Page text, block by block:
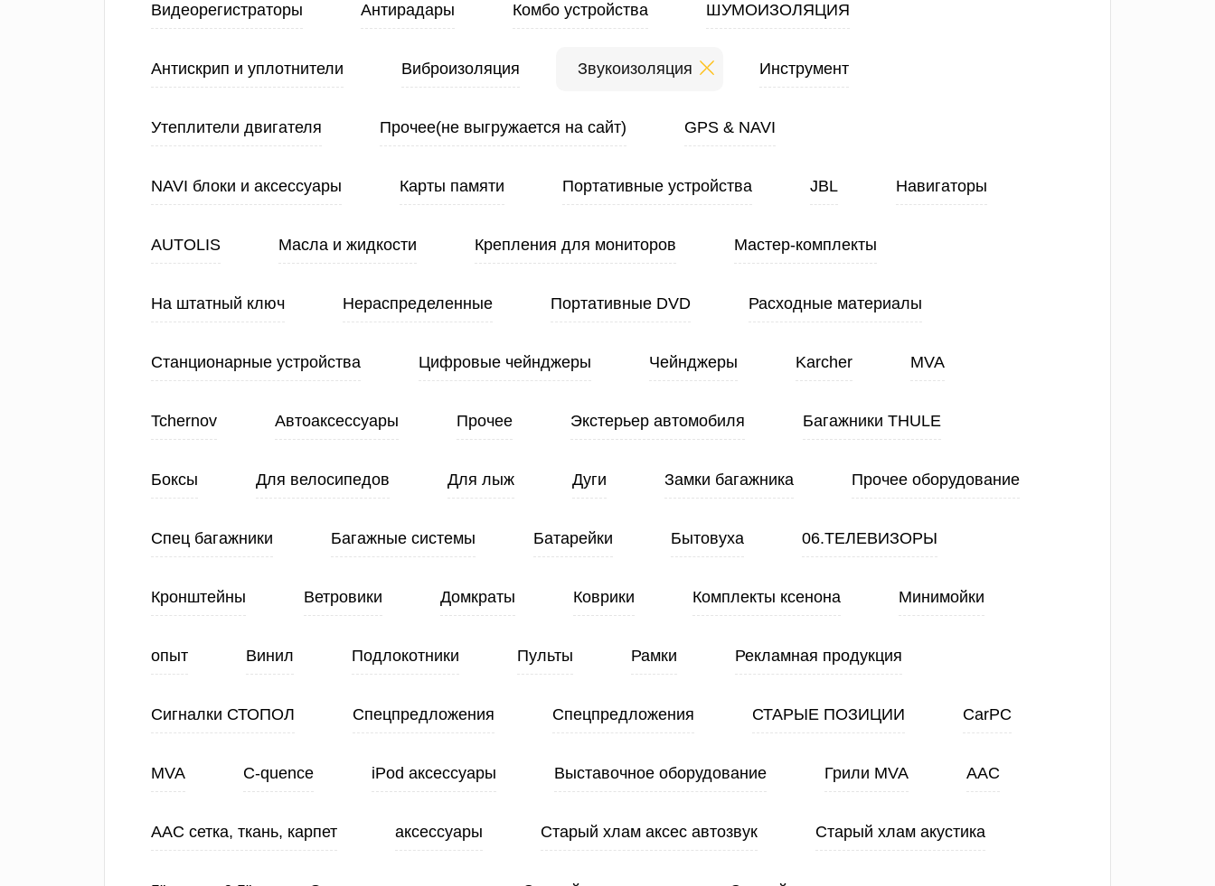
Видеорегистраторы Антирадары Комбо устройства ШУМОИЗОЛЯЦИЯ
Антискрип и уплотнители Виброизоляция Звукоизоляция Инструмент
Утеплители двигателя Прочее(не выгружается на сайт) GPS & NAVI
NAVI блоки и аксессуары Карты памяти Портативные устройства JBL Навигаторы
AUTOLIS Масла и жидкости Крепления для мониторов Мастер-комплекты
На штатный ключ Нераспределенные Портативные DVD Расходные материалы
Станционарные устройства Цифровые чейнджеры Чейнджеры Karcher MVA
Tchernov Автоаксессуары Прочее Экстерьер автомобиля Багажники THULE
Боксы Для велосипедов Для лыж Дуги Замки багажника Прочее оборудование
Спец багажники Багажные системы Батарейки Бытовуха 06.ТЕЛЕВИЗОРЫ
Кронштейны Ветровики Домкраты Коврики Комплекты ксенона Минимойки
опыт Винил Подлокотники Пульты Рамки Рекламная продукция
Сигналки СТОПОЛ Спецпредложения Спецпредложения СТАРЫЕ ПОЗИЦИИ CarPC
MVA C-quence iPod аксессуары Выставочное оборудование Грили MVA ААС
ААС сетка, ткань, карпет аксессуары Старый хлам аксес автозвук Старый хлам акустика